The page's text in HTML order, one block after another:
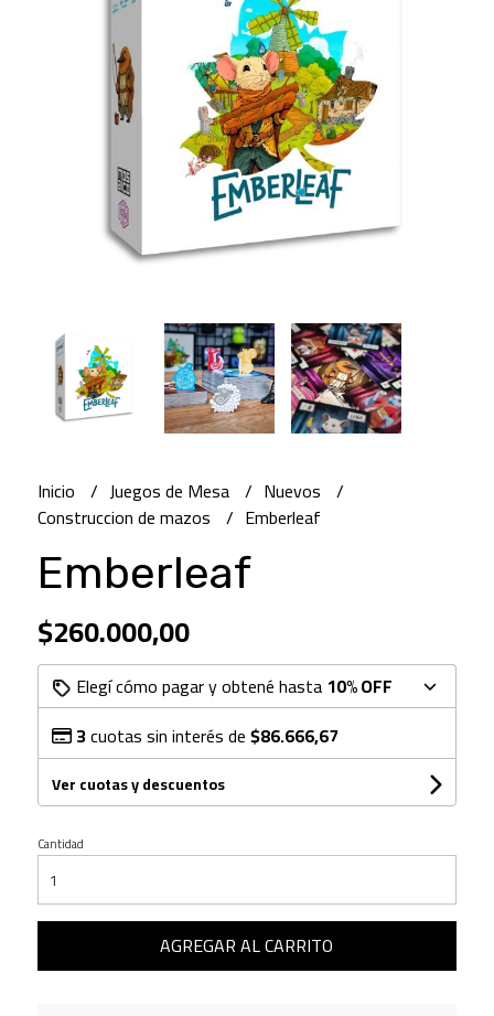
Inicio Juegos de Mesa
Nuevos
Construccion de mazos
Emberleaf
Emberleaf
$260.000,00
Elegí cómo pagar y obtené hasta 10% OFF
3cuotas sin interés de$86.666,67
Ver cuotas y descuentos
Cantidad
AGREGAR AL CARRITO